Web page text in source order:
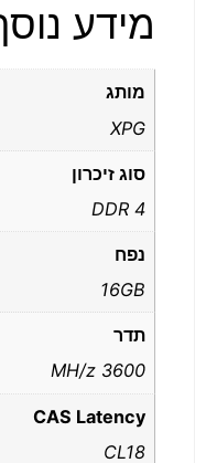
מידע
מותג
XPG
סוג זיכרון
DDR 4
נפח
16GB
תדר
3600 MH/z
CAS Latency
CL18